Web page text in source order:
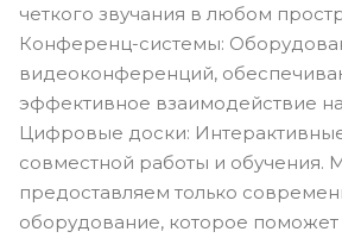
четкого звучания в любом
Конференц-системы:
видеоконференций,
эффективное взаимодействие
Цифровые доски:
совместной работы и обучения.
предоставляем только
оборудование, которое поможет